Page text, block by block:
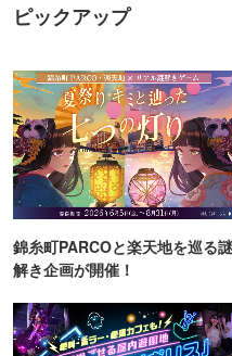
ピックアップ
錦糸町PARCOと楽天地を巡る謎
解き企画が開催！